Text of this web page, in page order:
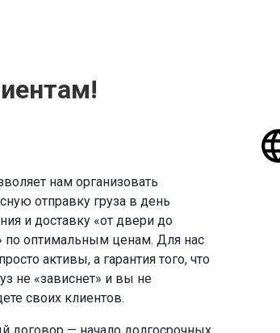
нам организовать
отправку груза в день
и доставку «от двери до
по оптимальным ценам. Для нас
активы, а гарантия того, что
не «зависнет» и вы не
своих клиентов.